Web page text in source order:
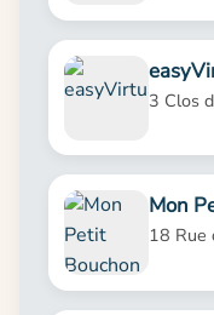
3 Clos
Mon
18 Rue